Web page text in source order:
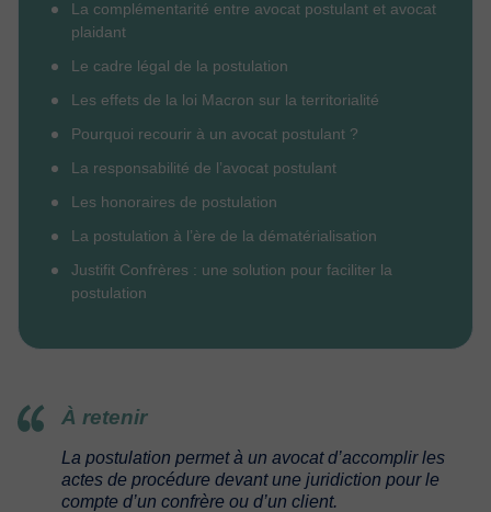
La complémentarité entre avocat postulant et avocat
plaidant
Le cadre légal de la postulation
Les effets de la loi Macron sur la territorialité
Pourquoi recourir à un avocat postulant ?
La responsabilité de l’avocat postulant
Les honoraires de postulation
La postulation à l’ère de la dématérialisation
Justifit Confrères : une solution pour faciliter la
postulation
À retenir
La postulation permet à un avocat d’accomplir les
actes de procédure devant une juridiction pour le
compte d’un confrère ou d’un client.